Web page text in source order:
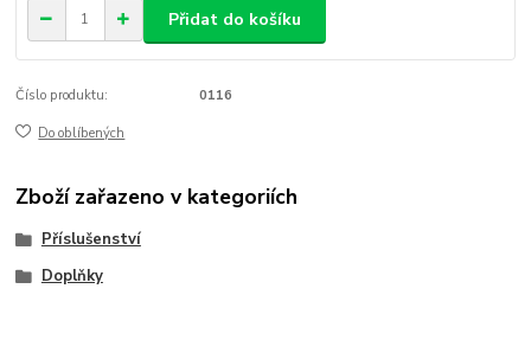
Přidat do košíku
Číslo produktu: 0116
Do oblíbených
Zboží zařazeno v kategoriích
Příslušenství
Doplňky